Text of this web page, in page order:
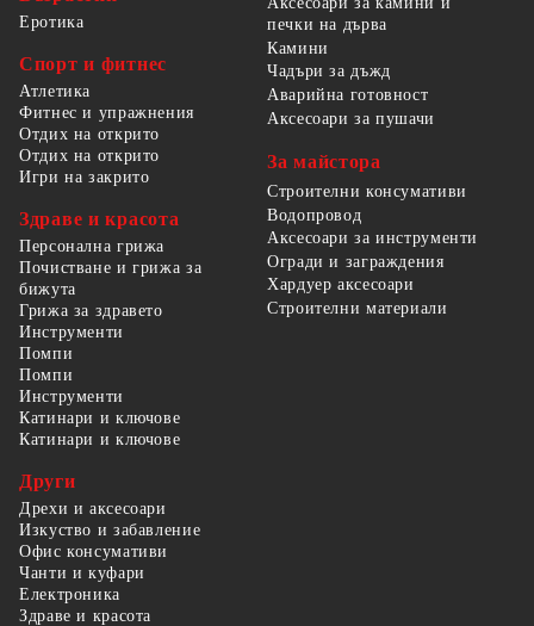
Еротика
Спорт и фитнес
Атлетика
Фитнес и упражнения
Отдих на открито
Отдих на открито
Игри на закрито
Здраве и красота
Персонална грижа
Почистване и грижа за
бижута
Грижа за здравето
печки на дърва
Камини
Чадъри за дъжд
Аварийна готовност
Аксесоари за пушачи
За майстора
Строителни консумативи
Водопровод
Аксесоари за инструменти
Огради и заграждения
Хардуер аксесоари
Строителни материали
Инструменти
Помпи
Помпи
Инструменти
Катинари и ключове
Катинари и ключове
Други
Дрехи и аксесоари
Изкуство и забавление
Офис консумативи
Чанти и куфари
Електроника
Здраве и красота